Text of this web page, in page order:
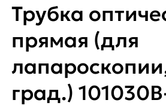
Трубка
прямая (для
лапароскопии, d10 мм,
град.)